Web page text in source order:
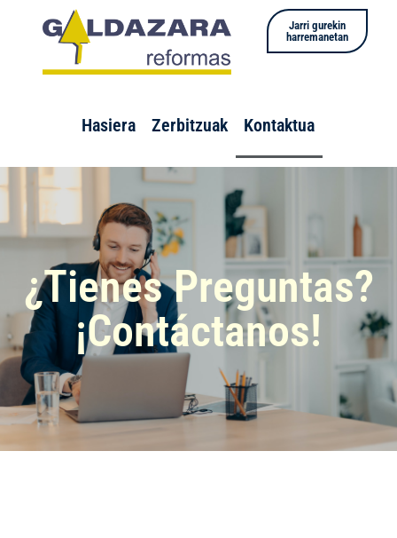
Jarri gurekin
harremanetan
Hasiera Zerbitzuak Kontaktua
¿Tienes Preguntas?
¡Contáctanos!